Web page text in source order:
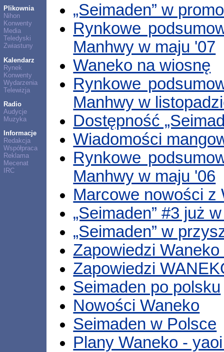
Plikownia
Nihon
Konwenty
Media
Teledyski
Zwiastuny
Kalendarz
Rynek
Konwenty
Wydarzenia
Telewizja
Radio
Audycje
Muzyka
Informacje
Redakcja
Współpraca
Reklama
Mecenat
IRC
„Seimaden” w
Rynkowe
Manhwy w maju '07
Waneko na wiosnę
Rynkowe
Manhwy w
Dostępność
Wiadomości
Rynkowe
Manhwy w maju '06
Marcowe nowości z
„Seimaden” #3 już
„Seimaden” w
Zapowiedzi
Zapowiedzi
Seimaden po polsku
Nowości Waneko
Seimaden w Polsce
Plany Waneko -